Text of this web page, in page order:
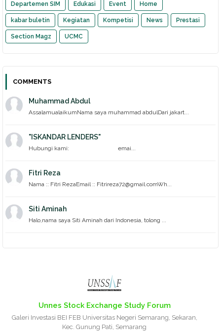
Departemen SIM Edukasi Event Home
kabar buletin Kegiatan Kompetisi News Prestasi
Section Magz UCMC
COMMENTS
Muhammad Abdul
AssalamualaikumNama saya muhammad abdulDari jakart...
"ISKANDAR LENDERS"
Hubungi kami: emai...
Fitri Reza
Nama :: Fitri RezaEmail :: Fitrireza72@gmail.comWh...
Siti Aminah
Halo,nama saya Siti Aminah dari Indonesia, tolong ...
Unnes Stock Exchange Study Forum
Galeri Investasi BEI FEB Universitas Negeri Semarang, Sekaran,
Kec. Gunung Pati, Semarang